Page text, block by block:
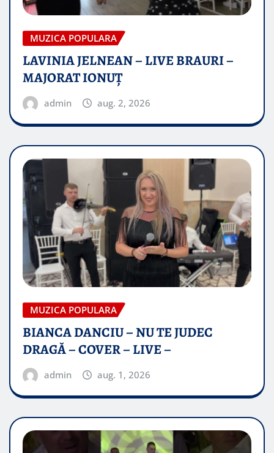
MUZICA POPULARA
LAVINIA JELNEAN – LIVE BRAURI –
MAJORAT IONUŢ
admin aug. 2, 2026
MUZICA POPULARA
BIANCA DANCIU – NU TE JUDEC
DRAGĂ – COVER – LIVE –
admin aug. 1, 2026